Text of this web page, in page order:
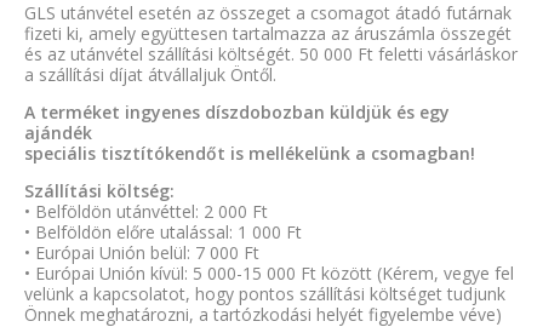
GLS utánvétel esetén az összeget a csomagot átadó futárnak
fizeti ki, amely együttesen tartalmazza az áruszámla összegét
és az utánvétel szállítási költségét. 50 000 Ft feletti vásárláskor
a szállítási díjat átvállaljuk Öntől.
A terméket ingyenes díszdobozban küldjük és egy
ajándék
speciális tisztítókendőt is mellékelünk a csomagban!
Szállítási költség:
• Belföldön utánvéttel: 2 000 Ft
• Belföldön előre utalással: 1 000 Ft
• Európai Unión belül: 7 000 Ft
• Európai Unión kívül: 5 000-15 000 Ft között (Kérem, vegye fel
velünk a kapcsolatot, hogy pontos szállítási költséget tudjunk
Önnek meghatározni, a tartózkodási helyét figyelembe véve)